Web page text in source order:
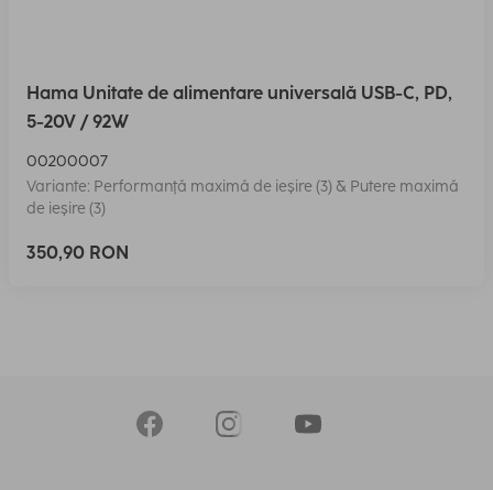
Hama Unitate de alimentare universală USB-C, PD,
5-20V / 92W
00200007
Variante: Performanţă maximă de ieşire (3) & Putere maximă
de ieşire (3)
350,90 RON